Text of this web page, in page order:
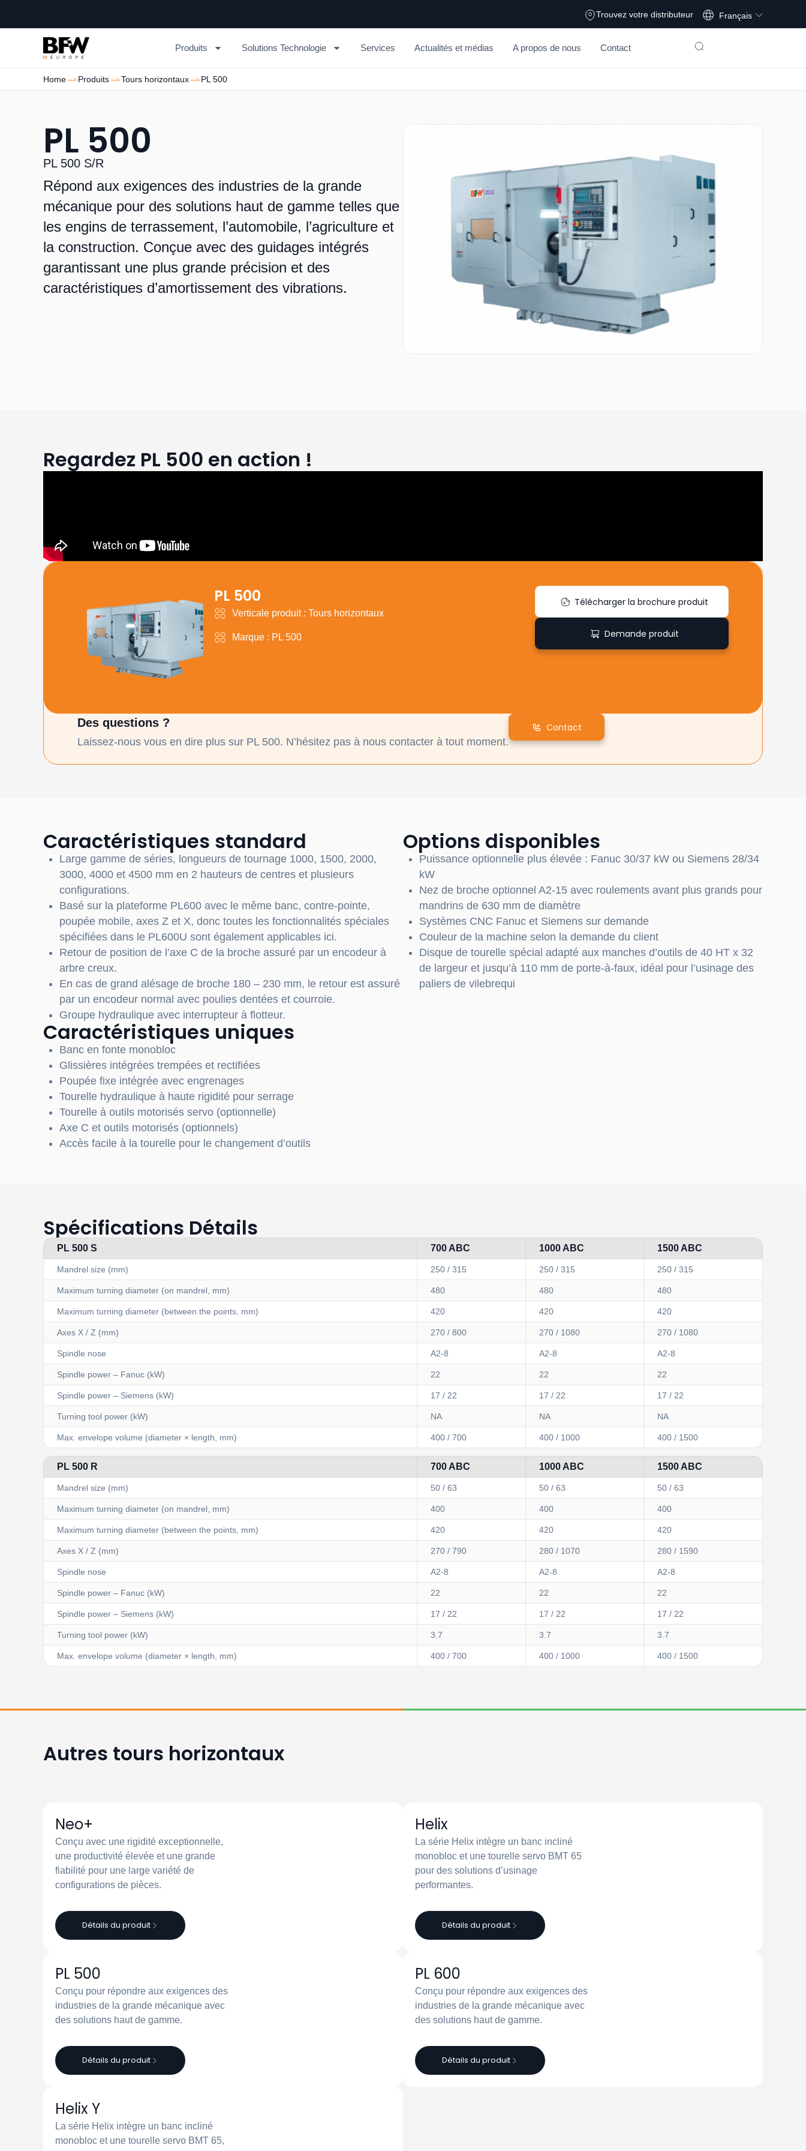
Trouvez votre distributeur Français
Produits Solutions Technologie Services Actualités et médias A propos de nous Contact
Home Produits Tours horizontaux PL 500
PL 500
PL 500 S/R
Répond aux exigences des industries de la grande
mécanique pour des solutions haut de gamme telles que
les engins de terrassement, l’automobile, l’agriculture et
la construction. Conçue avec des guidages intégrés
garantissant une plus grande précision et des
caractéristiques d’amortissement des vibrations.
Regardez PL 500 en action !
PL 500
Verticale produit : Tours horizontaux
Marque : PL 500
Télécharger la brochure produit
Demande produit
Des questions ?
Laissez-nous vous en dire plus sur PL 500. N’hésitez pas à nous contacter à tout moment.
Contact
Caractéristiques standard
Large gamme de séries, longueurs de tournage 1000, 1500, 2000,
3000, 4000 et 4500 mm en 2 hauteurs de centres et plusieurs
configurations.
Basé sur la plateforme PL600 avec le même banc, contre-pointe,
poupée mobile, axes Z et X, donc toutes les fonctionnalités spéciales
spécifiées dans le PL600U sont également applicables ici.
Retour de position de l’axe C de la broche assuré par un encodeur à
arbre creux.
En cas de grand alésage de broche 180 – 230 mm, le retour est assuré
par un encodeur normal avec poulies dentées et courroie.
Groupe hydraulique avec interrupteur à flotteur.
Caractéristiques uniques
Banc en fonte monobloc
Glissières intégrées trempées et rectifiées
Poupée fixe intégrée avec engrenages
Tourelle hydraulique à haute rigidité pour serrage
Tourelle à outils motorisés servo (optionnelle)
Axe C et outils motorisés (optionnels)
Accès facile à la tourelle pour le changement d’outils
Options disponibles
Puissance optionnelle plus élevée : Fanuc 30/37 kW ou Siemens 28/34
kW
Nez de broche optionnel A2-15 avec roulements avant plus grands pour
mandrins de 630 mm de diamètre
Systèmes CNC Fanuc et Siemens sur demande
Couleur de la machine selon la demande du client
Disque de tourelle spécial adapté aux manches d’outils de 40 HT x 32
de largeur et jusqu’à 110 mm de porte-à-faux, idéal pour l’usinage des
paliers de vilebrequi
Spécifications Détails
PL 500 S 700 ABC 1000 ABC 1500 ABC
Mandrel size (mm) 250 / 315 250 / 315 250 / 315
Maximum turning diameter (on mandrel, mm) 480 480 480
Maximum turning diameter (between the points, mm) 420 420 420
Axes X / Z (mm) 270 / 800 270 / 1080 270 / 1080
Spindle nose A2-8 A2-8 A2-8
Spindle power – Fanuc (kW) 22 22 22
Spindle power – Siemens (kW) 17 / 22 17 / 22 17 / 22
Turning tool power (kW) NA NA NA
Max. envelope volume (diameter × length, mm) 400 / 700 400 / 1000 400 / 1500
PL 500 R 700 ABC 1000 ABC 1500 ABC
Mandrel size (mm) 50 / 63 50 / 63 50 / 63
Maximum turning diameter (on mandrel, mm) 400 400 400
Maximum turning diameter (between the points, mm) 420 420 420
Axes X / Z (mm) 270 / 790 280 / 1070 280 / 1590
Spindle nose A2-8 A2-8 A2-8
Spindle power – Fanuc (kW) 22 22 22
Spindle power – Siemens (kW) 17 / 22 17 / 22 17 / 22
Turning tool power (kW) 3.7 3.7 3.7
Max. envelope volume (diameter × length, mm) 400 / 700 400 / 1000 400 / 1500
Autres tours horizontaux
Neo+
Conçu avec une rigidité exceptionnelle,
une productivité élevée et une grande
fiabilité pour une large variété de
configurations de pièces.
Détails du produit
Helix
La série Helix intègre un banc incliné
monobloc et une tourelle servo BMT 65
pour des solutions d’usinage
performantes.
Détails du produit
PL 500
Conçu pour répondre aux exigences des
industries de la grande mécanique avec
des solutions haut de gamme.
Détails du produit
PL 600
Conçu pour répondre aux exigences des
industries de la grande mécanique avec
des solutions haut de gamme.
Détails du produit
Helix Y
La série Helix intègre un banc incliné
monobloc et une tourelle servo BMT 65,